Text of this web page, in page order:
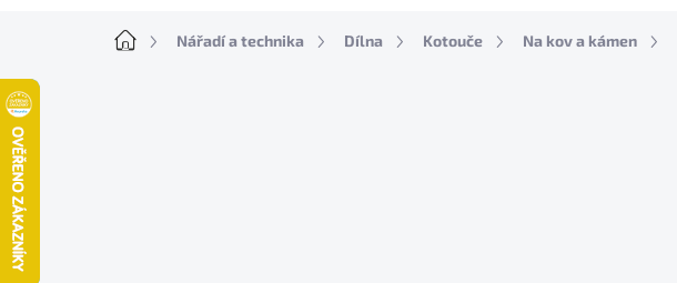
Domů Nářadí a technika Dílna Kotouče Na kov a kámen